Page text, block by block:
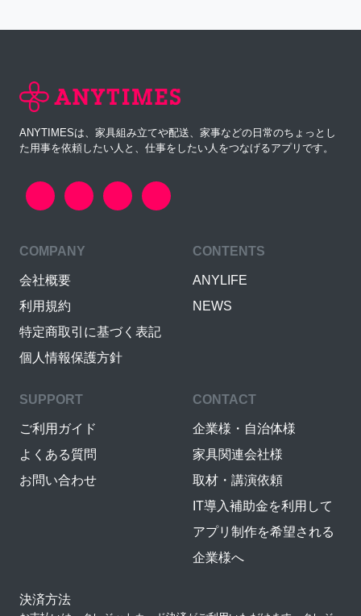
ANYTIMESは、家具組み立てや配送、家事などの日常のちょっとし
た用事を依頼したい人と、仕事をしたい人をつなげるアプリです。
COMPANY
会社概要
利用規約
特定商取引に基づく表記
個人情報保護方針
CONTENTS
ANYLIFE
NEWS
SUPPORT
ご利用ガイド
よくある質問
お問い合わせ
CONTACT
企業様・自治体様
家具関連会社様
取材・講演依頼
IT導入補助金を利用して
アプリ制作を希望される
企業様へ
決済方法